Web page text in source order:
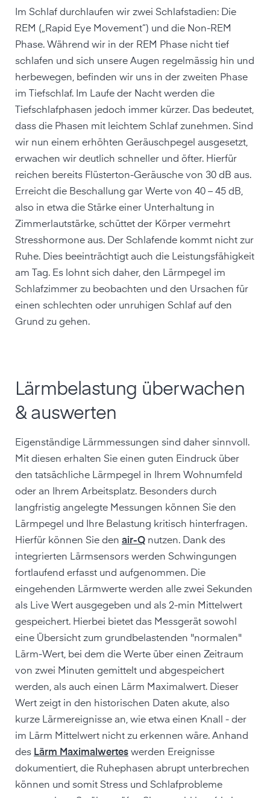
Im Schlaf durchlaufen wir zwei Schlafstadien: Die
REM („Rapid Eye Movement“) und die Non-REM
Phase. Während wir in der REM Phase nicht tief
schlafen und sich unsere Augen regelmässig hin und
herbewegen, befinden wir uns in der zweiten Phase
im Tiefschlaf. Im Laufe der Nacht werden die
Tiefschlafphasen jedoch immer kürzer. Das bedeutet,
dass die Phasen mit leichtem Schlaf zunehmen. Sind
wir nun einem erhöhten Geräuschpegel ausgesetzt,
erwachen wir deutlich schneller und öfter. Hierfür
reichen bereits Flüsterton-Geräusche von 30 dB aus.
Erreicht die Beschallung gar Werte von 40 – 45 dB,
also in etwa die Stärke einer Unterhaltung in
Zimmerlautstärke, schüttet der Körper vermehrt
Stresshormone aus. Der Schlafende kommt nicht zur
Ruhe. Dies beeinträchtigt auch die Leistungsfähigkeit
am Tag. Es lohnt sich daher, den Lärmpegel im
Schlafzimmer zu beobachten und den Ursachen für
einen schlechten oder unruhigen Schlaf auf den
Grund zu gehen.
Lärmbelastung überwachen
& auswerten
Eigenständige Lärmmessungen sind daher sinnvoll.
Mit diesen erhalten Sie einen guten Eindruck über
den tatsächliche Lärmpegel in Ihrem Wohnumfeld
oder an Ihrem Arbeitsplatz. Besonders durch
langfristig angelegte Messungen können Sie den
Lärmpegel und Ihre Belastung kritisch hinterfragen.
Hierfür können Sie den air-Q nutzen. Dank des
integrierten Lärmsensors werden Schwingungen
fortlaufend erfasst und aufgenommen. Die
eingehenden Lärmwerte werden alle zwei Sekunden
als Live Wert ausgegeben und als 2-min Mittelwert
gespeichert. Hierbei bietet das Messgerät sowohl
eine Übersicht zum grundbelastenden "normalen"
Lärm-Wert, bei dem die Werte über einen Zeitraum
von zwei Minuten gemittelt und abgespeichert
werden, als auch einen Lärm Maximalwert. Dieser
Wert zeigt in den historischen Daten akute, also
kurze Lärmereignisse an, wie etwa einen Knall - der
im Lärm Mittelwert nicht zu erkennen wäre. Anhand
des Lärm Maximalwertes werden Ereignisse
dokumentiert, die Ruhephasen abrupt unterbrechen
können und somit Stress und Schlafprobleme